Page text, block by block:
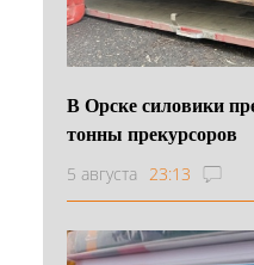
В Орске силовики
тонны прекурсоров
5 августа 23:13